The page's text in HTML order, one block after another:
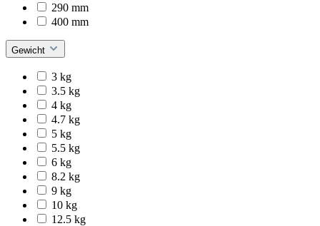
290 mm
400 mm
Gewicht
3 kg
3.5 kg
4 kg
4.7 kg
5 kg
5.5 kg
6 kg
8.2 kg
9 kg
10 kg
12.5 kg